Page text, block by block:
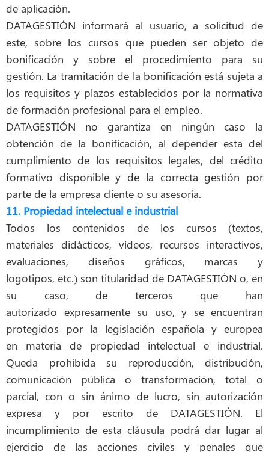
de aplicación.
DATAGESTIÓN informará al usuario, a solicitud de
este, sobre los cursos que pueden ser objeto de
bonificación y sobre el procedimiento para su
gestión. La tramitación de la bonificación está sujeta a
los requisitos y plazos establecidos por la normativa
de formación profesional para el empleo.
DATAGESTIÓN no garantiza en ningún caso la
obtención de la bonificación, al depender esta del
cumplimiento de los requisitos legales, del crédito
formativo disponible y de la correcta gestión por
parte de la empresa cliente o su asesoría.
11. Propiedad intelectual e industrial
Todos los contenidos de los cursos (textos,
materiales didácticos, vídeos, recursos interactivos,
evaluaciones, diseños gráficos, marcas y
logotipos, etc.) son titularidad de DATAGESTIÓN o, en
su caso, de terceros que han
autorizado expresamente su uso, y se encuentran
protegidos por la legislación española y europea
en materia de propiedad intelectual e industrial.
Queda prohibida su reproducción, distribución,
comunicación pública o transformación, total o
parcial, con o sin ánimo de lucro, sin autorización
expresa y por escrito de DATAGESTIÓN. El
incumplimiento de esta cláusula podrá dar lugar al
ejercicio de las acciones civiles y penales que